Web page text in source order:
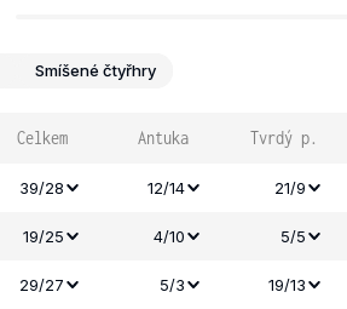
Smíšené čtyřhry
Celkem Antuka Tvrdý p.
39/28 12/14 21/9
19/25 4/10 5/5
29/27 5/3 19/13